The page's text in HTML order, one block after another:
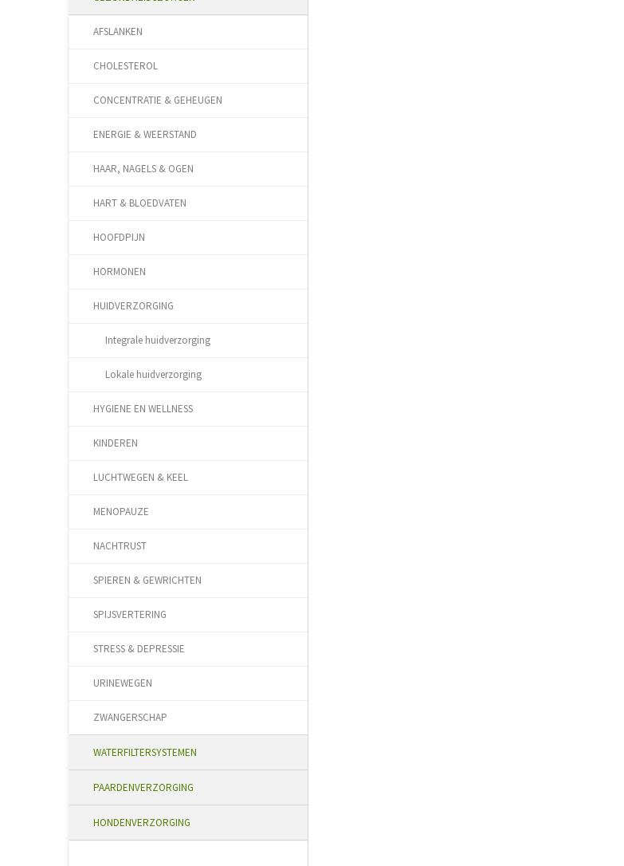
AFSLANKEN
CHOLESTEROL
CONCENTRATIE & GEHEUGEN
ENERGIE & WEERSTAND
HAAR, NAGELS & OGEN
HART & BLOEDVATEN
HOOFDPIJN
HORMONEN
HUIDVERZORGING
Integrale huidverzorging
Lokale huidverzorging
HYGIENE EN WELLNESS
KINDEREN
LUCHTWEGEN & KEEL
MENOPAUZE
NACHTRUST
SPIEREN & GEWRICHTEN
SPIJSVERTERING
STRESS & DEPRESSIE
URINEWEGEN
ZWANGERSCHAP
WATERFILTERSYSTEMEN
PAARDENVERZORGING
HONDENVERZORGING